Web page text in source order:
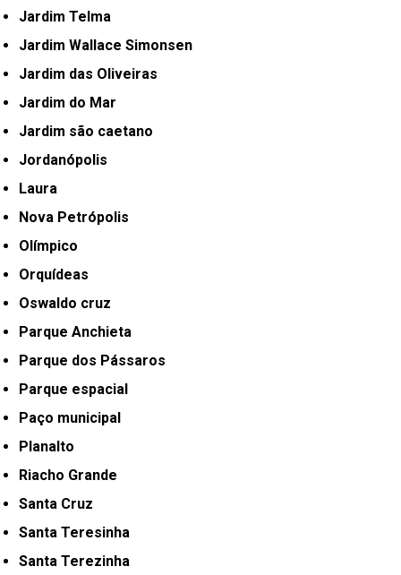
Jardim Telma
Jardim Wallace Simonsen
Jardim das Oliveiras
Jardim do Mar
Jardim são caetano
Jordanópolis
Laura
Nova Petrópolis
Olímpico
Orquídeas
Oswaldo cruz
Parque Anchieta
Parque dos Pássaros
Parque espacial
Paço municipal
Planalto
Riacho Grande
Santa Cruz
Santa Teresinha
Santa Terezinha